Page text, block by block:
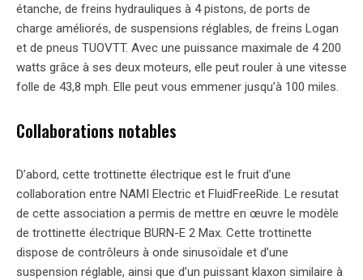
étanche, de freins hydrauliques à 4 pistons, de ports de
charge améliorés, de suspensions réglables, de freins Logan
et de pneus TUOVTT. Avec une puissance maximale de 4 200
watts grâce à ses deux moteurs, elle peut rouler à une vitesse
folle de 43,8 mph. Elle peut vous emmener jusqu’à 100 miles.
Collaborations notables
D’abord, cette trottinette électrique est le fruit d’une
collaboration entre NAMI Electric et FluidFreeRide. Le resutat
de cette association a permis de mettre en œuvre le modèle
de trottinette électrique BURN-E 2 Max. Cette trottinette
dispose de contrôleurs à onde sinusoïdale et d’une
suspension réglable, ainsi que d’un puissant klaxon similaire à